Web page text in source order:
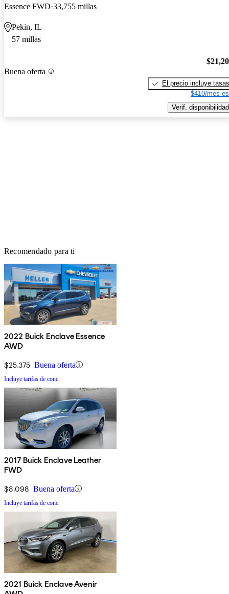
Essence FWD 33,755 millas
Pekin, IL
57 millas
Buena oferta
El precio incluye tasas
$410/mes
Verif. disponibilidad
Recomendado para ti
2022 Buick Enclave Essence
AWD
$25,375 Buena oferta
Incluye tarifas de conc.
2017 Buick Enclave Leather
FWD
$8,098 Buena oferta
Incluye tarifas de conc.
2021 Buick Enclave Avenir